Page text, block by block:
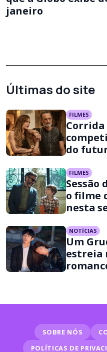
janeiro
Últimas do site
FILMES
Corrida
do
FILMES
Sessão
o filme
nesta
NOTÍCIAS
Um
estreia
SOBRE NÓS
POLÍTICAS DE